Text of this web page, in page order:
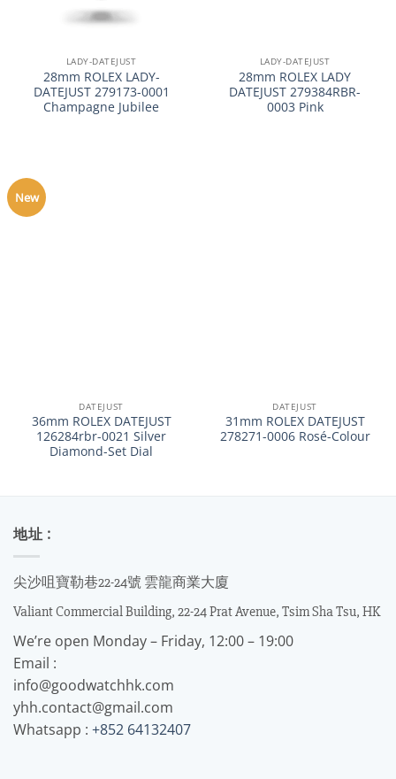
LADY-DATEJUST
28mm ROLEX LADY-
DATEJUST 279173-0001
Champagne Jubilee
LADY-DATEJUST
28mm ROLEX LADY
DATEJUST 279384RBR-
0003 Pink
New
DATEJUST
36mm ROLEX DATEJUST
126284rbr-0021 Silver
Diamond-Set Dial
DATEJUST
31mm ROLEX DATEJUST
278271-0006 Rosé-Colour
地址 :
尖沙咀寶勒巷22-24號 雲龍商業大廈
Valiant Commercial Building, 22-24 Prat Avenue, Tsim Sha Tsu, HK
We’re open Monday – Friday, 12:00 – 19:00
Email :
info@goodwatchhk.com
yhh.contact@gmail.com
Whatsapp : +852 64132407